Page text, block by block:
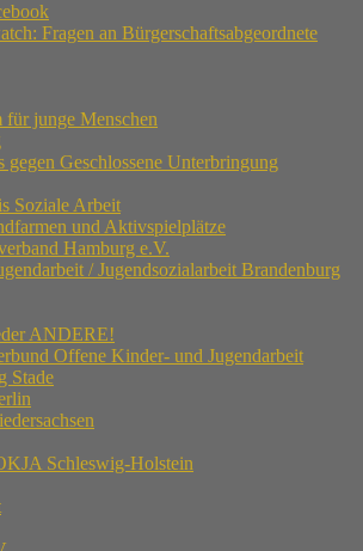
Fragen an Bürgerschaftsabgeordnete
junge Menschen
Geschlossene Unterbringung
Soziale Arbeit
und Aktivspielplätze
Hamburg e.V.
/ Jugendsozialarbeit Brandenburg
ANDERE!
Offene Kinder- und Jugendarbeit
Stade
Schleswig-Holstein